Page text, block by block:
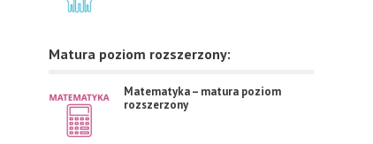
Matura poziom rozszerzony:
Matematyka – matura poziom
rozszerzony